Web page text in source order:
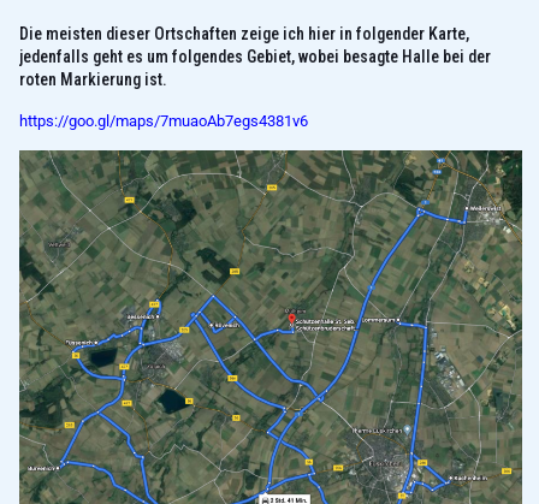
Die meisten dieser Ortschaften zeige ich hier in folgender Karte,
jedenfalls geht es um folgendes Gebiet, wobei besagte Halle bei der
roten Markierung ist.
https://goo.gl/maps/7muaoAb7egs4381v6